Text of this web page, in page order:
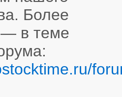
Более
— в теме